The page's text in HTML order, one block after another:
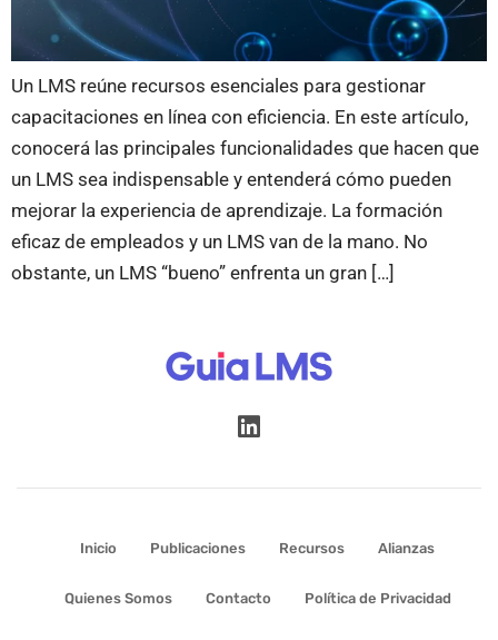
Un LMS reúne recursos esenciales para gestionar
capacitaciones en línea con eficiencia. En este artículo,
conocerá las principales funcionalidades que hacen que
un LMS sea indispensable y entenderá cómo pueden
mejorar la experiencia de aprendizaje. La formación
eficaz de empleados y un LMS van de la mano. No
obstante, un LMS “bueno” enfrenta un gran […]
Inicio Publicaciones Recursos Alianzas
Quienes Somos Contacto Política de Privacidad